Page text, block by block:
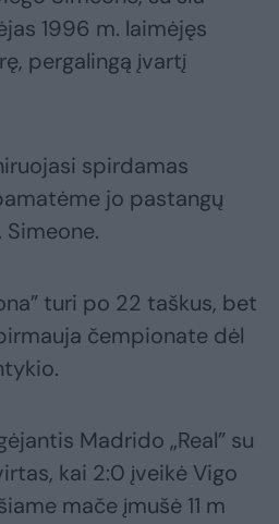
1996 m. laimėjęs
pergalingą įvartį
spirdamas
jo pastangų
Simeone.
turi po 22 taškus, bet
čempionate dėl
Madrido „Real” su
kai 2:0 įveikė Vigo
mače įmušė 11 m